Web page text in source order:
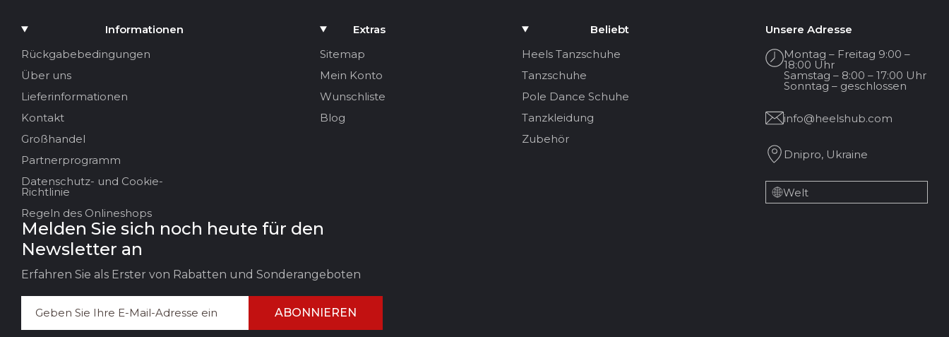
Ihr Name
Ihre E-Mail
Titel der Bewertung
Ihr Feedback:
Informationen
Rückgabebedingungen
Über uns
Lieferinformationen
Kontakt
Großhandel
Partnerprogramm
Datenschutz- und Cookie-
Richtlinie
Regeln des Onlineshops
Extras
Sitemap
Mein Konto
Wunschliste
Blog
Beliebt
Heels Tanzschuhe
Tanzschuhe
Pole Dance Schuhe
Tanzkleidung
Zubehör
Unsere Adresse
Montag – Freitag 9:00 –
18:00 Uhr
Samstag – 8:00 – 17:00 Uhr
Sonntag – geschlossen
info@heelshub.com
Dnipro, Ukraine
Welt
Melden Sie sich noch heute für den
Newsletter an
Erfahren Sie als Erster von Rabatten und Sonderangeboten
ABONNIEREN